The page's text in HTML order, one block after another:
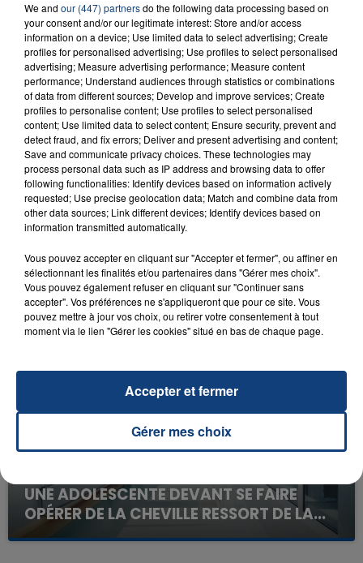
FIL D'ACTU
23 juillet 2026
INCENDIE MORTEL À LENS : UNE FEMME ET
SON BÉBÉ ENTRE LA VIE ET LA...
Un homme s'est immolé par le feu après avoir
d'un liquide inflammable.
UNE ADOLESCENTE DEVANT SE FAIRE
OPÉRER DE LA CHEVILLE RESSORT DE LA...
La famille a porté plainte contre la clinique qui a
We and our (447) partnersdo the following data processing based on
your consent and/or our legitimate interest: Store and/or access
information on a device; Use limited data to select advertising; Create
profiles for personalised advertising; Use profiles to select personalised
advertising; Measure advertising performance; Measure content
performance; Understand audiences through statistics or combinations
of data from different sources; Develop and improve services; Create
profiles to personalise content; Use profiles to select personalised
content; Use limited data to select content; Ensure security, prevent and
detect fraud, and fix errors; Deliver and present advertising and content;
Save and communicate privacy choices. These technologies may
process personal data such as IP address and browsing data to offer
following functionalities: Identify devices based on information actively
requested; Use precise geolocation data; Match and combine data from
other data sources; Link different devices; Identify devices based on
information transmitted automatically.
Vous pouvez accepter en cliquant sur "Accepter et fermer", ou affiner en
sélectionnant les finalités et/ou partenaires dans "Gérer mes choix".
Vous pouvez également refuser en cliquant sur "Continuer sans
accepter". Vos préférences ne s'appliqueront que pour ce site. Vous
pouvez mettre à jour vos choix, ou retirer votre consentement à tout
moment via le lien "Gérer les cookies" situé en bas de chaque page.
Gérer mes choix
Accepter et fermer